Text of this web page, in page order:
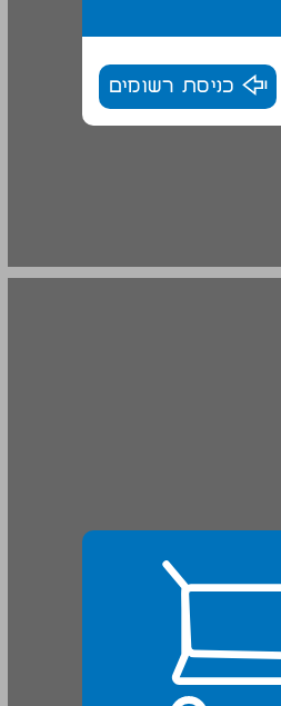
כניסת רשומים